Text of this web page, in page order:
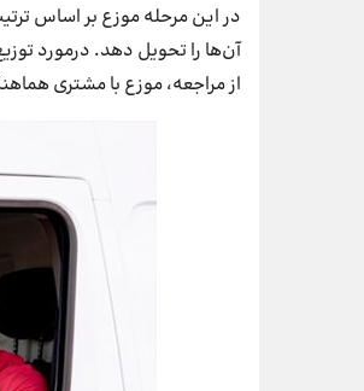
در این مرحله موزع بر اساس
آن‌ها را تحویل دهد. درمورد
از مراجعه، موزع با مشتری